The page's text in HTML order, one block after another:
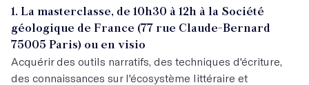
1. La masterclasse, de 10h30 à 12h à la Société
géologique de France (77 rue Claude-Bernard
75005 Paris) ou en visio
Acquérir des outils narratifs, des techniques d'écriture,
des connaissances sur l'écosystème littéraire et